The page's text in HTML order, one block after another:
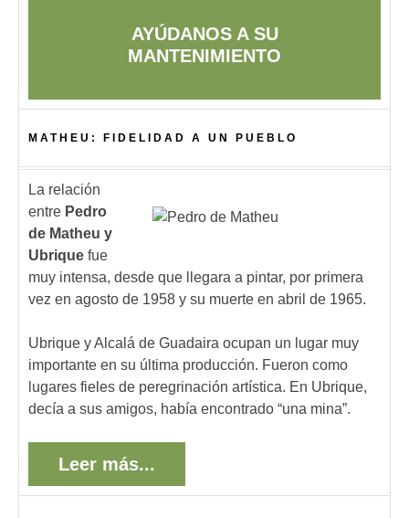
AYÚDANOS A SU
MANTENIMIENTO
MATHEU: FIDELIDAD A UN PUEBLO
La relación
entre Pedro
de Matheu y
Ubrique fue
muy intensa, desde que llegara a pintar, por primera
vez en agosto de 1958 y su muerte en abril de 1965.
Ubrique y Alcalá de Guadaira ocupan un lugar muy
importante en su última producción. Fueron como
lugares fieles de peregrinación artística. En Ubrique,
decía a sus amigos, había encontrado “una mina”.
Leer más...